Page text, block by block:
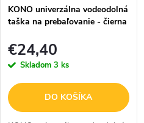
KONO univerzálna vodeodolná
taška na prebaľovanie - čierna
€24,40
Skladom 3 ks
DO KOŠÍKA